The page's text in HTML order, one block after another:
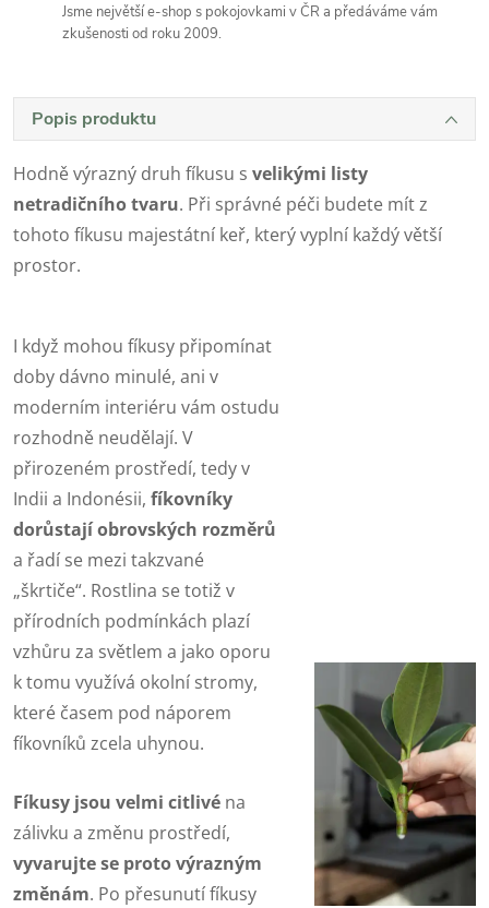
Jsme největší e-shop s pokojovkami v ČR a předáváme vám
zkušenosti od roku 2009.
Popis produktu
Hodně výrazný druh fíkusu s velikými listy
netradičního tvaru. Při správné péči budete mít z
tohoto fíkusu majestátní keř, který vyplní každý větší
prostor.
I když mohou fíkusy připomínat
doby dávno minulé, ani v
moderním interiéru vám ostudu
rozhodně neudělají. V
přirozeném prostředí, tedy v
Indii a Indonésii, fíkovníky
dorůstají obrovských rozměrů
a řadí se mezi takzvané
„škrtiče“. Rostlina se totiž v
přírodních podmínkách plazí
vzhůru za světlem a jako oporu
k tomu využívá okolní stromy,
které časem pod náporem
fíkovníků zcela uhynou.
Fíkusy jsou velmi citlivé na
zálivku a změnu prostředí,
vyvarujte se proto výrazným
změnám. Po přesunutí fíkusy